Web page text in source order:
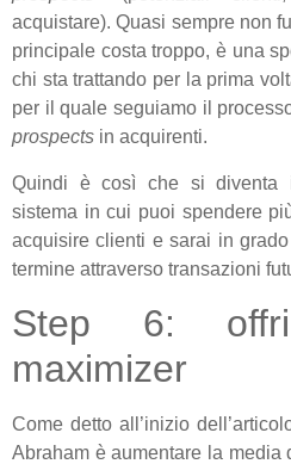
acquistare). Quasi sempre non
principale costa troppo, è una
chi sta trattando per la prima
per il quale seguiamo il
prospects in acquirenti.
Quindi è così che si diventa
sistema in cui puoi spendere
acquisire clienti e sarai in
termine attraverso transazioni
Step 6:
maximizer
Come detto all’inizio
Abraham è aumentare la media